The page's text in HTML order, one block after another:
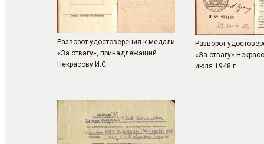
Разворот удостоверения к медали
«За отвагу», принадлежащий
Некрасову И.С.
Разворот
«За отвагу»
июля 1948 г.